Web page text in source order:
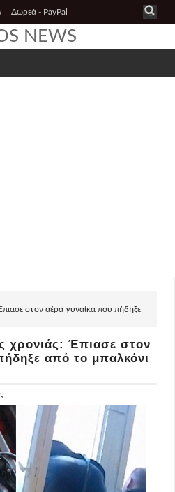
Δωρεά - PayPal
NEWS
στον αέρα γυναίκα που πήδηξε
χρονιάς: Έπιασε στον
από το μπαλκόνι